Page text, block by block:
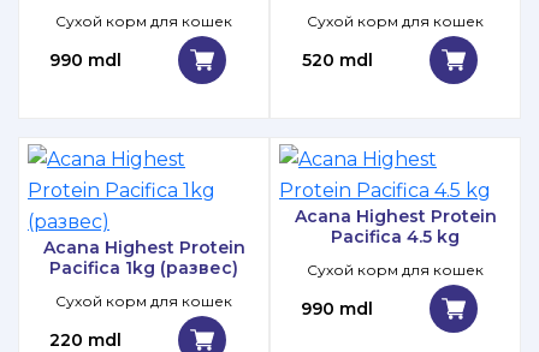
Сухой корм для кошек
990 mdl
Сухой корм для кошек
520 mdl
Acana Highest Protein
Pacifica 1kg (развес)
Сухой корм для кошек
220 mdl
Acana Highest Protein
Pacifica 4.5 kg
Сухой корм для кошек
990 mdl